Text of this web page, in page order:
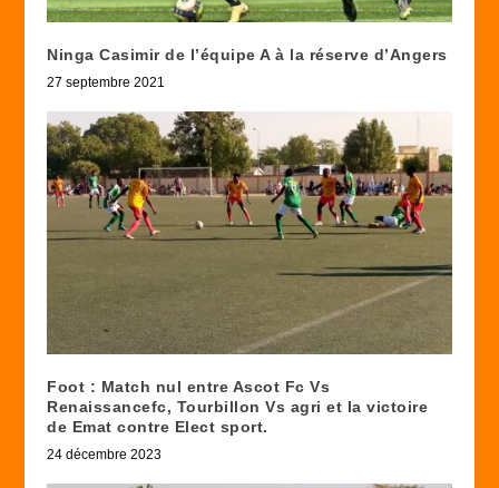
Ninga Casimir de l’équipe A à la réserve d’Angers
27 septembre 2021
Foot : Match nul entre Ascot Fc Vs
Renaissancefc, Tourbillon Vs agri et la victoire
de Emat contre Elect sport.
24 décembre 2023